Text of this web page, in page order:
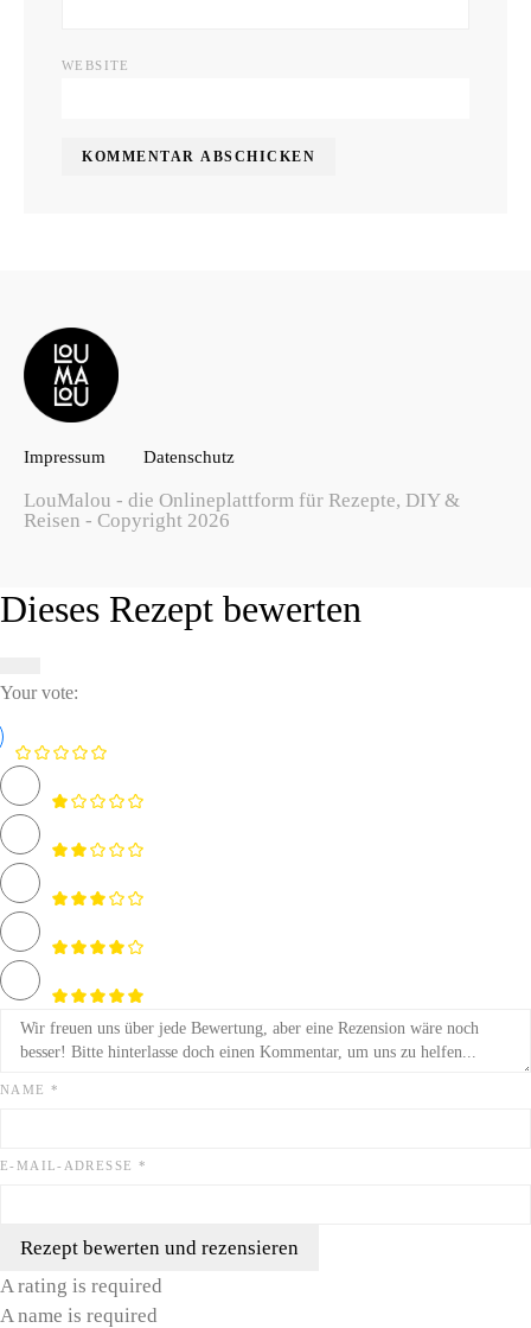
WEBSITE
Impressum Datenschutz
LouMalou - die Onlineplattform für Rezepte, DIY &
Reisen - Copyright 2026
Dieses Rezept bewerten
Your vote:
NAME *
E-MAIL-ADRESSE *
Rezept bewerten und rezensieren
A rating is required
A name is required